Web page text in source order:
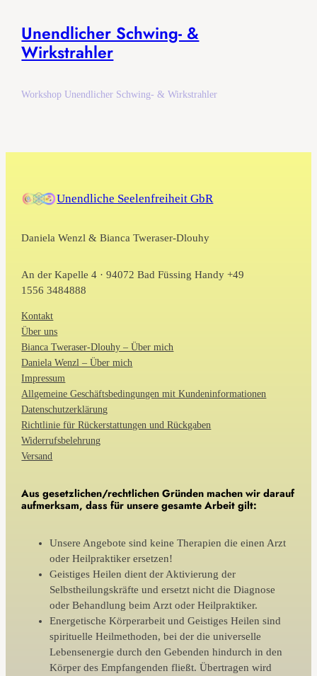
Unendlicher Schwing- &
Wirkstrahler
Workshop Unendlicher Schwing- & Wirkstrahler
Unendliche Seelenfreiheit GbR
Daniela Wenzl & Bianca Tweraser-Dlouhy
An der Kapelle 4 · 94072 Bad Füssing Handy +49
1556 3484888
Kontakt
Über uns
Bianca Tweraser-Dlouhy – Über mich
Daniela Wenzl – Über mich
Impressum
Allgemeine Geschäftsbedingungen mit Kundeninformationen
Datenschutzerklärung
Richtlinie für Rückerstattungen und Rückgaben
Widerrufsbelehrung
Versand
Aus gesetzlichen/rechtlichen Gründen machen wir darauf
aufmerksam, dass für unsere gesamte Arbeit gilt:
Unsere Angebote sind keine Therapien die einen Arzt
oder Heilpraktiker ersetzen!
Geistiges Heilen dient der Aktivierung der
Selbstheilungskräfte und ersetzt nicht die Diagnose
oder Behandlung beim Arzt oder Heilpraktiker.
Energetische Körperarbeit und Geistiges Heilen sind
spirituelle Heilmethoden, bei der die universelle
Lebensenergie durch den Gebenden hindurch in den
Körper des Empfangenden fließt. Übertragen wird